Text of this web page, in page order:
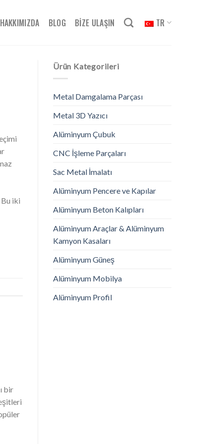
HAKKIMIZDA BLOG BİZE ULAŞIN TR
iki
bir
Ürün Kategorileri
Metal Damgalama Parçası
Metal 3D Yazıcı
Alüminyum Çubuk
CNC İşleme Parçaları
Sac Metal İmalatı
Alüminyum Pencere ve Kapılar
Alüminyum Beton Kalıpları
Alüminyum Araçlar & Alüminyum
Kamyon Kasaları
Alüminyum Güneş
Alüminyum Mobilya
Alüminyum Profil